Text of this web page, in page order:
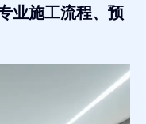
业施工流程、预